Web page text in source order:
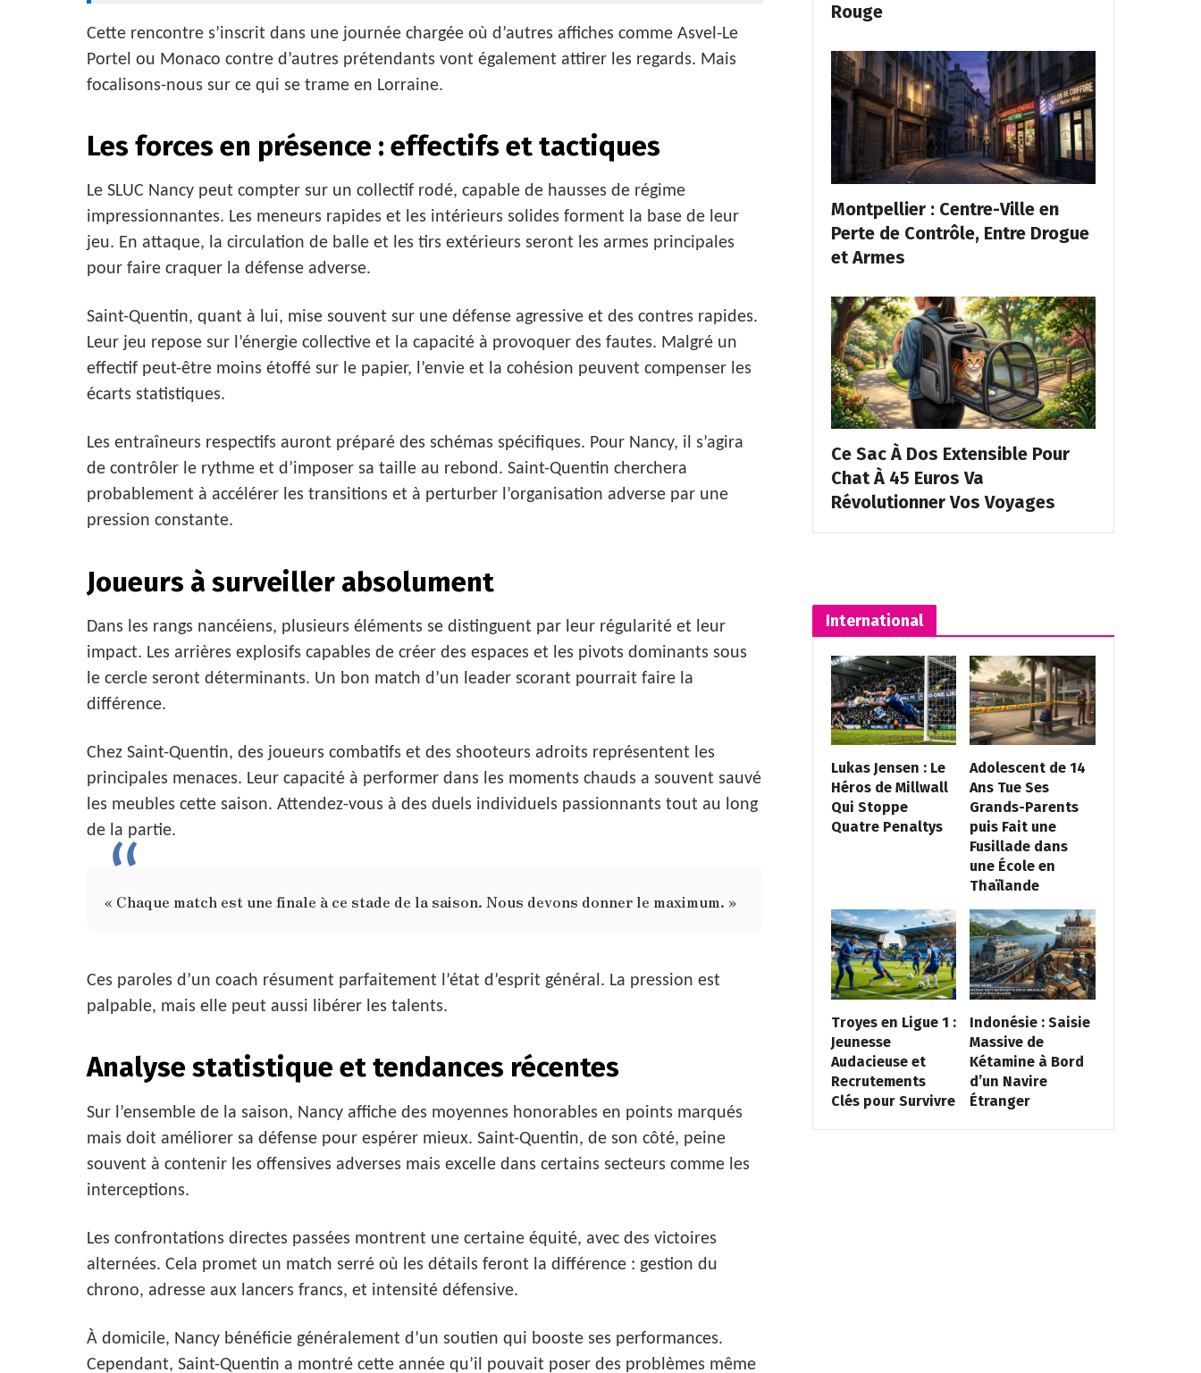
Cette rencontre s’inscrit dans une journée chargée où d’autres affiches comme Asvel-Le
Portel ou Monaco contre d’autres prétendants vont également attirer les regards. Mais
focalisons-nous sur ce qui se trame en Lorraine.
Les forces en présence : effectifs et tactiques
Le SLUC Nancy peut compter sur un collectif rodé, capable de hausses de régime
impressionnantes. Les meneurs rapides et les intérieurs solides forment la base de leur
jeu. En attaque, la circulation de balle et les tirs extérieurs seront les armes principales
pour faire craquer la défense adverse.
Saint-Quentin, quant à lui, mise souvent sur une défense agressive et des contres rapides.
Leur jeu repose sur l’énergie collective et la capacité à provoquer des fautes. Malgré un
effectif peut-être moins étoffé sur le papier, l’envie et la cohésion peuvent compenser les
écarts statistiques.
Les entraîneurs respectifs auront préparé des schémas spécifiques. Pour Nancy, il s’agira
de contrôler le rythme et d’imposer sa taille au rebond. Saint-Quentin cherchera
probablement à accélérer les transitions et à perturber l’organisation adverse par une
pression constante.
Joueurs à surveiller absolument
Dans les rangs nancéiens, plusieurs éléments se distinguent par leur régularité et leur
impact. Les arrières explosifs capables de créer des espaces et les pivots dominants sous
le cercle seront déterminants. Un bon match d’un leader scorant pourrait faire la
différence.
Chez Saint-Quentin, des joueurs combatifs et des shooteurs adroits représentent les
principales menaces. Leur capacité à performer dans les moments chauds a souvent sauvé
les meubles cette saison. Attendez-vous à des duels individuels passionnants tout au long
de la partie.
« Chaque match est une finale à ce stade de la saison. Nous devons donner le maximum. »
Ces paroles d’un coach résument parfaitement l’état d’esprit général. La pression est
palpable, mais elle peut aussi libérer les talents.
Analyse statistique et tendances récentes
Sur l’ensemble de la saison, Nancy affiche des moyennes honorables en points marqués
mais doit améliorer sa défense pour espérer mieux. Saint-Quentin, de son côté, peine
souvent à contenir les offensives adverses mais excelle dans certains secteurs comme les
interceptions.
Les confrontations directes passées montrent une certaine équité, avec des victoires
alternées. Cela promet un match serré où les détails feront la différence : gestion du
chrono, adresse aux lancers francs, et intensité défensive.
À domicile, Nancy bénéficie généralement d’un soutien qui booste ses performances.
Cependant, Saint-Quentin a montré cette année qu’il pouvait poser des problèmes même
Rouge
Montpellier : Centre-Ville en
Perte de Contrôle, Entre Drogue
et Armes
Ce Sac À Dos Extensible Pour
Chat À 45 Euros Va
Révolutionner Vos Voyages
International
Lukas Jensen : Le
Héros de Millwall
Qui Stoppe
Quatre Penaltys
Adolescent de 14
Ans Tue Ses
Grands-Parents
puis Fait une
Fusillade dans
une École en
Thaïlande
Troyes en Ligue 1 :
Jeunesse
Audacieuse et
Recrutements
Clés pour Survivre
Indonésie : Saisie
Massive de
Kétamine à Bord
d’un Navire
Étranger